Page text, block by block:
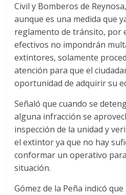
Civil y Bomberos de
aunque es una medida que
reglamento de tránsito, por
efectivos no impondrán
extintores, solamente
atención para que el
oportunidad de adquirir su
Señaló que cuando se
alguna infracción se
inspección de la unidad y
el extintor ya que no hay
conformar un operativo
situación.
Gómez de la Peña indicó